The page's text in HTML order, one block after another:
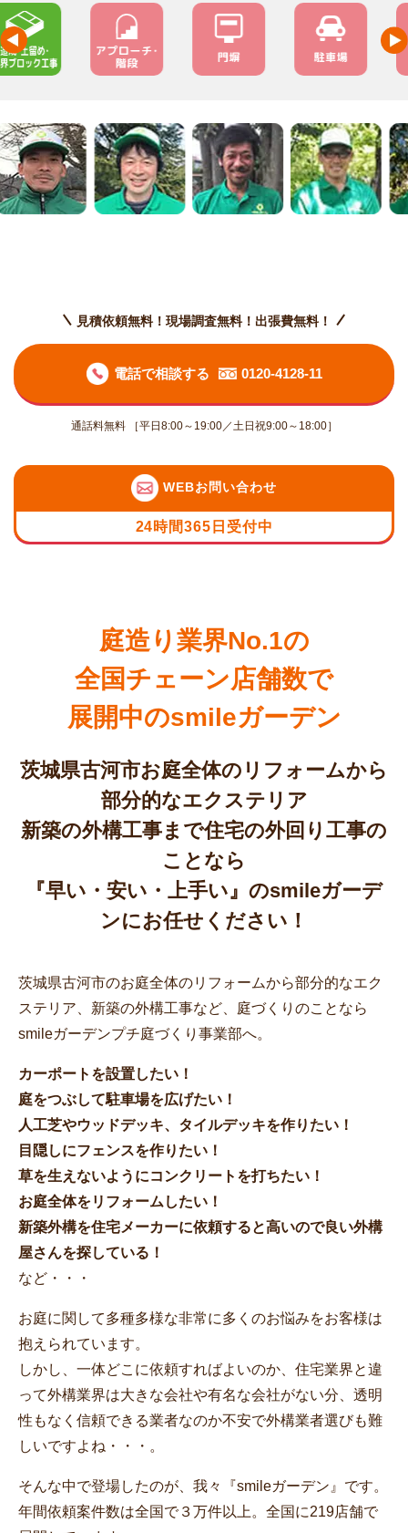
見積依頼無料！現場調査無料！出張費無料！
電話で相談する 0120-4128-11
通話料無料 ［平日8:00～19:00／土日祝9:00～18:00］
WEBお問い合わせ
24時間365日受付中
庭造り業界No.1の
全国チェーン店舗数で
展開中のsmileガーデン
茨城県古河市お庭全体のリフォームから
部分的なエクステリア
新築の外構工事まで住宅の外回り工事の
ことなら
『早い・安い・上手い』のsmileガーデ
ンにお任せください！
茨城県古河市のお庭全体のリフォームから部分的なエク
ステリア、新築の外構工事など、庭づくりのことなら
smileガーデンプチ庭づくり事業部へ。
カーポートを設置したい！
庭をつぶして駐車場を広げたい！
人工芝やウッドデッキ、タイルデッキを作りたい！
目隠しにフェンスを作りたい！
草を生えないようにコンクリートを打ちたい！
お庭全体をリフォームしたい！
新築外構を住宅メーカーに依頼すると高いので良い外構
屋さんを探している！
など・・・
お庭に関して多種多様な非常に多くのお悩みをお客様は
抱えられています。
しかし、一体どこに依頼すればよいのか、住宅業界と違
って外構業界は大きな会社や有名な会社がない分、透明
性もなく信頼できる業者なのか不安で外構業者選びも難
しいですよね・・・。
そんな中で登場したのが、我々『smileガーデン』です。
年間依頼案件数は全国で３万件以上。全国に219店舗で